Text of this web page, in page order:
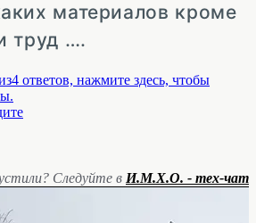
материалов кроме
труд ….
ответов, нажмите здесь, чтобы
Следуйте в И.М.Х.О. - тех-чат